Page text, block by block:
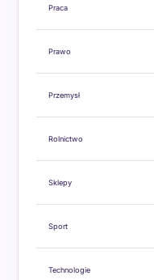
Praca
Prawo
Przemysł
Rolnictwo
Sklepy
Sport
Technologie